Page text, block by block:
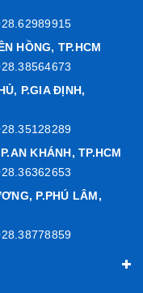
HỒNG, TP.HCM
P.GIA ĐỊNH,
KHÁNH, TP.HCM
P.PHÚ LÂM,